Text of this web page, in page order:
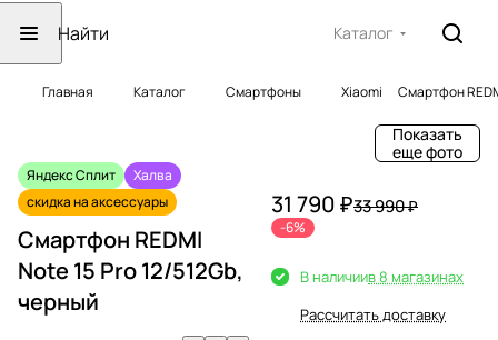
Каталог
Главная Каталог Смартфоны Xiaomi Смартфон
Показать
еще фото
Яндекс Сплит
Халва
скидка на аксессуары
Смартфон REDMI
Note 15 Pro 12/512Gb,
черный
31 790 ₽33 990 ₽
-6%
В наличиив 8 магазинах
Рассчитать доставку